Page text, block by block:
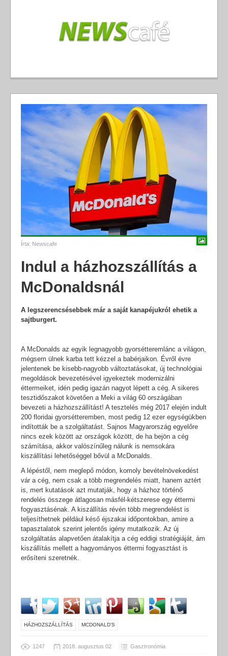
Írta: Newscafe
Indul a házhozszállítás a
McDonaldsnál
A legszerencsésebbek már a saját kanapéjukról ehetik a
sajtburgert.
A McDonalds az egyik legnagyobb gyorsétteremlánc a világon,
mégsem ülnek karba tett kézzel a babérjaikon. Évről évre
jelentenek be kisebb-nagyobb változtatásokat, új technológiai
megoldások bevezetésével igyekeztek modernizálni
éttermeiket, idén pedig igazán nagyot lépett a cég. A sikeres
tesztidőszakot követően a Meki a világ 60 országában
bevezeti a házhozszállítást! A tesztelés még 2017 elején indult
200 floridai gyorsétteremben, most pedig 12 ezer egységükben
indították be a szolgáltatást. Sajnos Magyarország egyelőre
nincs ezek között az országok között, de ha bejön a cég
számítása, akkor valószínűleg nálunk is nemsokára
kiszállítási lehetőséggel bővül a McDonalds.
A lépéstől, nem meglepő módon, komoly bevételnövekedést
vár a cég, nem csak a több megrendelés miatt, hanem aztért
is, mert kutatások azt mutatják, hogy a házhoz történő
rendelés összege átlagosan másfél-kétszerese egy éttermi
fogyasztásénak. A kiszállítás révén több megrendelést is
teljesíthetnek például késő éjszakai időpontokban, amire a
tapasztalatok szerint jelentős igény mutatkozik. Az új
szolgáltatás alapvetően átalakítja a cég eddigi stratégiáját, ám
kiszállítás mellett a hagyományos éttermi fogyasztást is
erősíteni szeretnék.
HÁZHOZSZÁLLÍTÁS MCDONALD'S
1247 2018. augusztus 02 Gasztronómia